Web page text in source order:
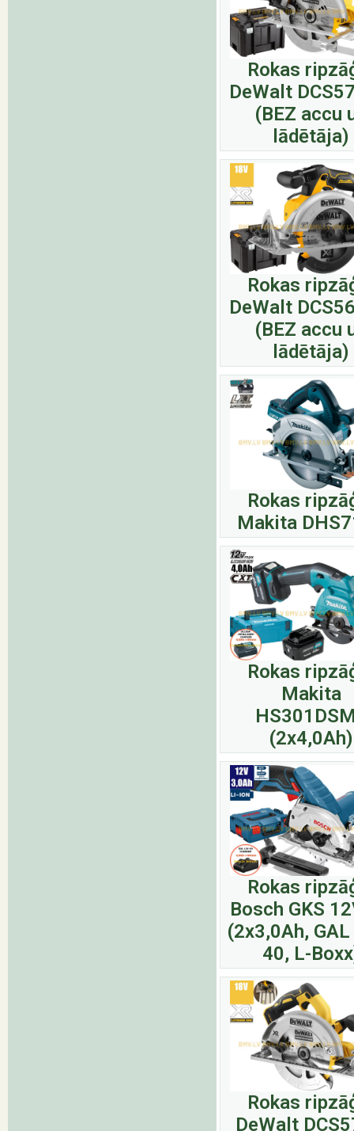
Rokas
DeWalt
(BEZ accu
lādētāja)
Rokas
DeWalt
(BEZ accu
lādētāja)
Rokas
Makita
Rokas
Makita
(2x4,0Ah)
Rokas
Bosch GKS
(2x3,0Ah,
40, L-
Rokas
DeWalt